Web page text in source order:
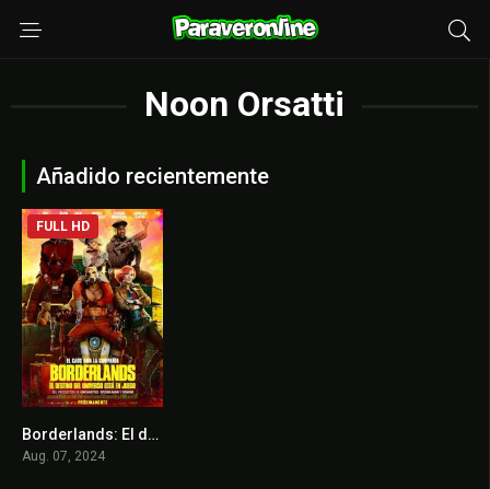
Noon Orsatti
Añadido recientemente
5.1
FULL HD
Borderlands: El destino del universo está en juego
Aug. 07, 2024